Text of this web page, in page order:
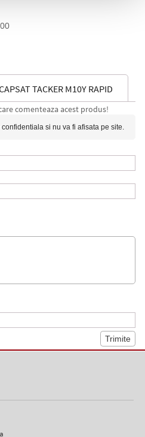
TACKER M10Y RAPID
comenteaza acest produs!
si nu va fi afisata pe site.